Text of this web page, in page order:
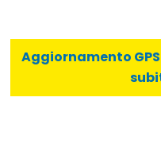
Aggiornamento